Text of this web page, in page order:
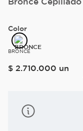
Color
BRONCE
$ 2.710.000 un